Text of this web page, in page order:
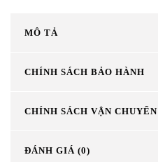
MÔ TẢ
CHÍNH SÁCH BẢO HÀNH
CHÍNH SÁCH VẬN CHUYỂN
ĐÁNH GIÁ (0)